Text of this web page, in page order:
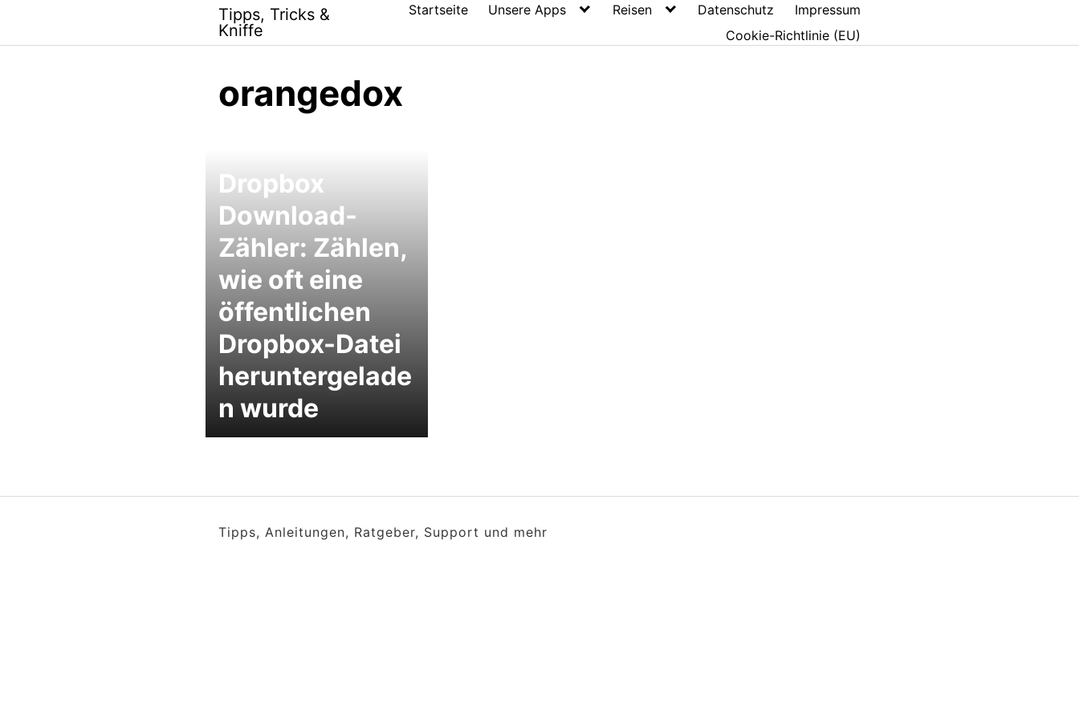
content
Tipps, Tricks &
Kniffe
Startseite Unsere Apps Reisen Datenschutz
Impressum
Cookie-Richtlinie (EU)
orangedox
Dropbox
Download-
Zähler: Zählen,
wie oft eine
öffentlichen
Dropbox-Datei
heruntergelade
n wurde
Tipps, Anleitungen, Ratgeber, Support und mehr